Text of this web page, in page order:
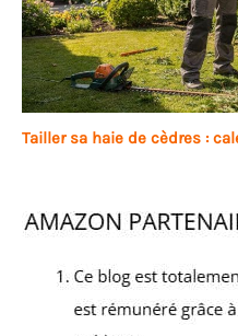
Tailler sa haie de cèdres :